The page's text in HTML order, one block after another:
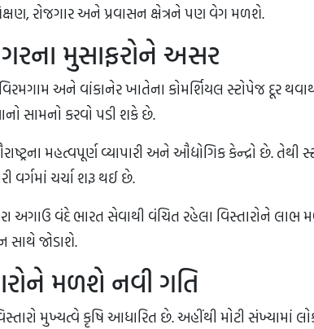
રોજગાર અને પ્રવાસન ક્ષેત્રને પણ વેગ મળશે.
મુસાફરોને અસર
અને વાંકાનેર ખાતેના કોમર્શિયલ સ્ટોપેજ દૂર
સામનો કરવો પડી શકે છે.
મહત્વપૂર્ણ વ્યાપારી અને ઔદ્યોગિક કેન્દ્રો છે. તેથી
વર્ગમાં ચર્ચા શરૂ થઈ છે.
અગાઉ વંદે ભારત સેવાથી વંચિત રહેલા વિસ્તારોને
સાથે જોડાશે.
મળશે નવી ગતિ
મુખ્યત્વે કૃષિ આધારિત છે. અહીંથી મોટી સંખ્યામાં